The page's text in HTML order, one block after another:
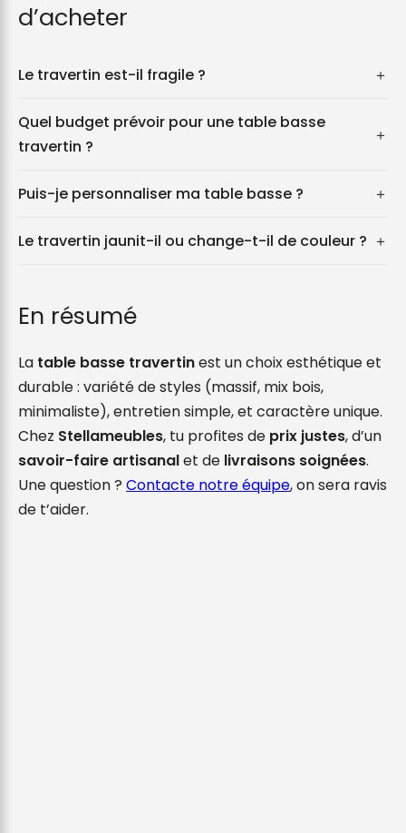
d’acheter
Le travertin est-il fragile ? ＋
Quel budget prévoir pour une table basse
travertin ?
＋
Puis-je personnaliser ma table basse ? ＋
Le travertin jaunit-il ou change-t-il de couleur ? ＋
En résumé
La table basse travertinest un choix esthétique et
durable : variété de styles (massif, mix bois,
minimaliste), entretien simple, et caractère unique.
Chez Stellameubles, tu profites de prix justes, d’un
savoir-faire artisanalet de livraisons soignées.
Une question ? Contacte notre équipe, on sera ravis
de t’aider.